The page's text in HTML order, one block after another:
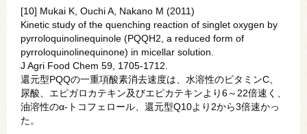
[10] Mukai K, Ouchi A, Nakano M (2011)
Kinetic study of the quenching reaction of singlet oxygen by
pyrroloquinolinequinole (PQQH2, a reduced form of
pyrroloquinolinequinone) in micellar solution.
J Agri Food Chem 59, 1705-1712.
還元型PQQの一重項酸素消去速度は、水溶性のビタミンC、
尿酸、エピガロカテキン及びエピカテキンより6～22倍速く、
油溶性のα-トコフェロール、還元型Q10より2から3倍速かっ
た。